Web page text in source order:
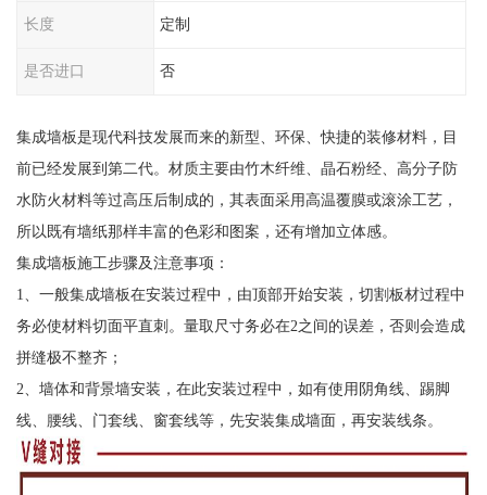
长度 定制
是否进口 否
集成墙板是现代科技发展而来的新型、环保、快捷的装修材料，目
前已经发展到第二代。材质主要由竹木纤维、晶石粉经、高分子防
水防火材料等过高压后制成的，其表面采用高温覆膜或滚涂工艺，
所以既有墙纸那样丰富的色彩和图案，还有增加立体感。
集成墙板施工步骤及注意事项：
1、一般集成墙板在安装过程中，由顶部开始安装，切割板材过程中
务必使材料切面平直刺。量取尺寸务必在2之间的误差，否则会造成
拼缝极不整齐；
2、墙体和背景墙安装，在此安装过程中，如有使用阴角线、踢脚
线、腰线、门套线、窗套线等，先安装集成墙面，再安装线条。